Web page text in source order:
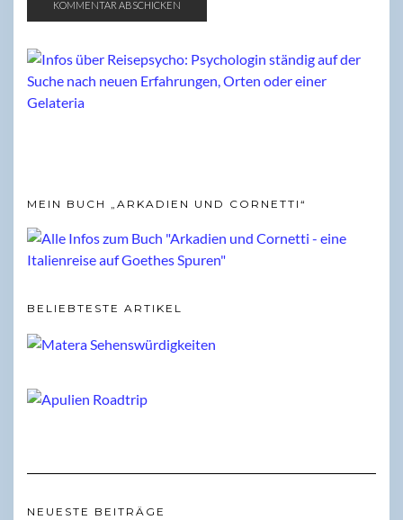
MEIN BUCH „ARKADIEN UND CORNETTI“
BELIEBTESTE ARTIKEL
NEUESTE BEITRÄGE